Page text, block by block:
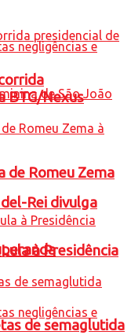
Rei divulga
BTG/Nexus
de Romeu Zema
à Presidência
de semaglutida